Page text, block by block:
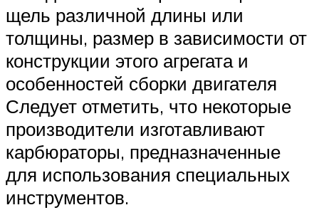
щель различной длины или
толщины, размер в зависимости от
конструкции этого агрегата и
особенностей сборки двигателя
Следует отметить, что некоторые
производители изготавливают
карбюраторы, предназначенные
для использования специальных
инструментов.